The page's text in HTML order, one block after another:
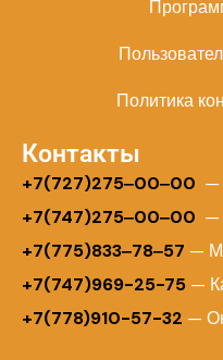
Политика
Контакты
+7(727)275‒00‒00 —
+7(747)275‒00‒00 —
+7(775)833‒78‒57 —
+7(747)969-25-75 —
+7(778)910-57-32 —